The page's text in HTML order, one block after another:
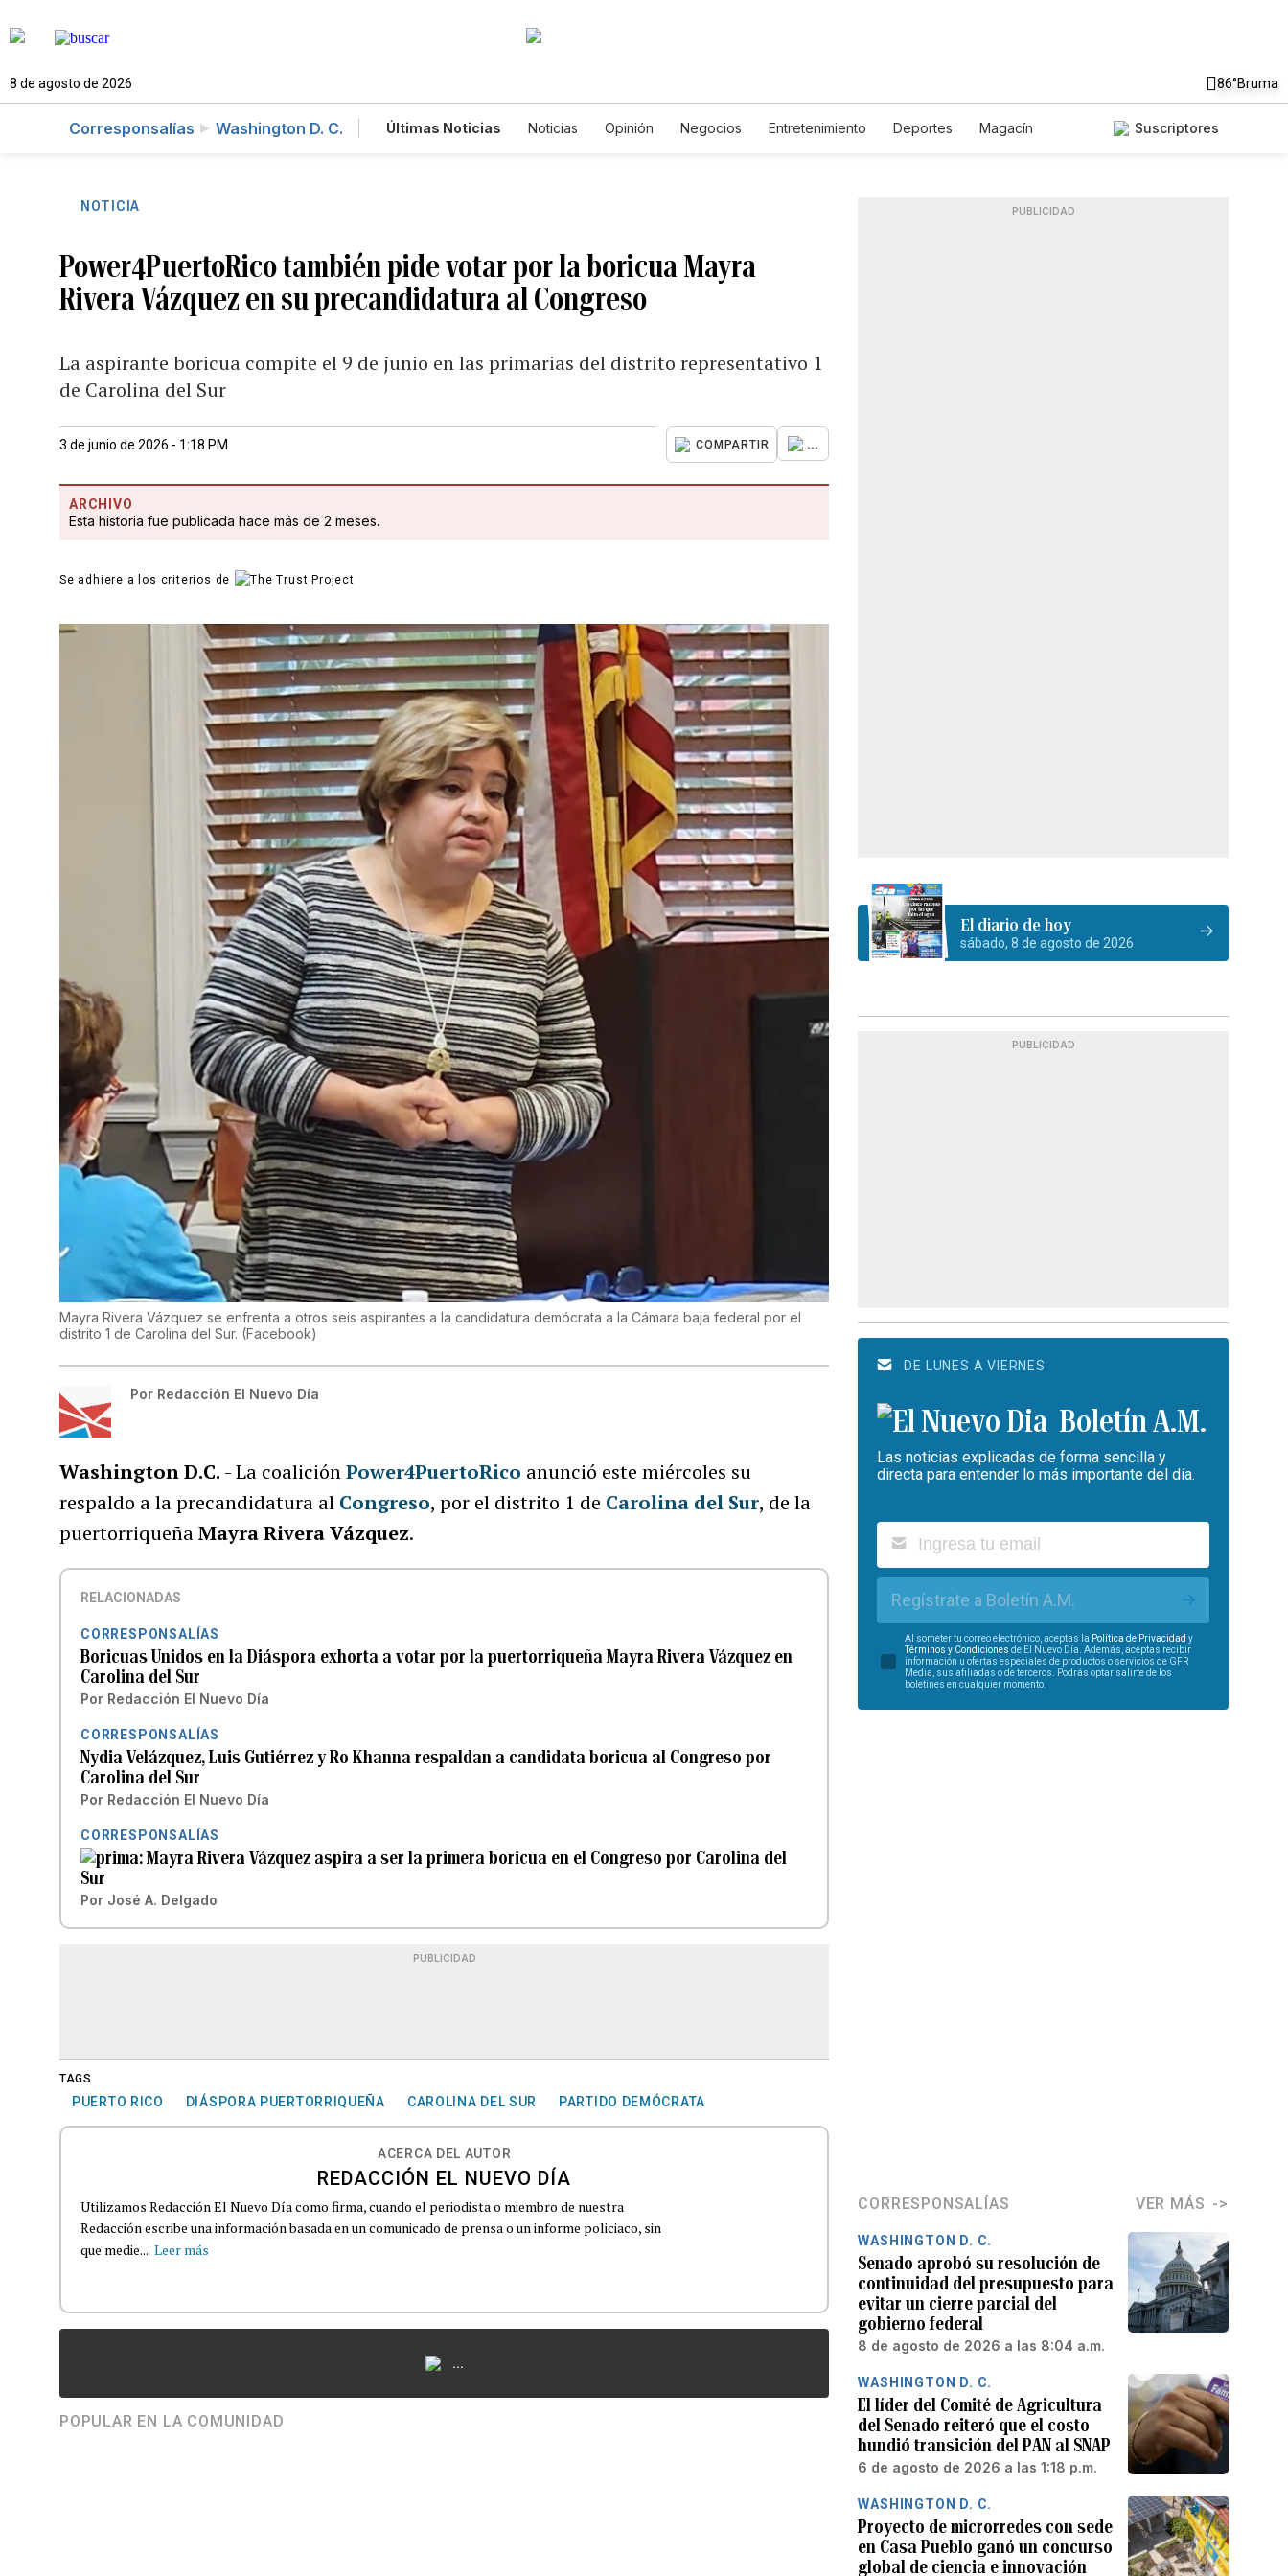
8 de agosto de 2026 86°Bruma
Corresponsalías Washington D. C. Últimas Noticias Noticias Opinión Negocios Entretenimiento Deportes
Magacín
Suscriptores
NOTICIA
Power4PuertoRico también pide votar por la boricua Mayra
Rivera Vázquez en su precandidatura al Congreso
La aspirante boricua compite el 9 de junio en las primarias del distrito representativo 1
de Carolina del Sur
3 de junio de 2026 - 1:18 PM COMPARTIR ...
ARCHIVO
Esta historia fue publicada hace más de 2 meses.
Se adhiere a los criterios de
Mayra Rivera Vázquez se enfrenta a otros seis aspirantes a la candidatura demócrata a la Cámara baja federal por el
distrito 1 de Carolina del Sur. (Facebook)
Por Redacción El Nuevo Día
Washington D.C. - La coaliciónPower4PuertoRico anunció este miércoles su
respaldo a la precandidatura al Congreso, por el distrito 1 de Carolina del Sur, de la
puertorriqueñaMayra Rivera Vázquez.
RELACIONADAS
CORRESPONSALÍAS
Boricuas Unidos en la Diáspora exhorta a votar por la puertorriqueña Mayra Rivera Vázquez en
Carolina del Sur
Por Redacción El Nuevo Día
CORRESPONSALÍAS
Nydia Velázquez, Luis Gutiérrez y Ro Khanna respaldan a candidata boricua al Congreso por
Carolina del Sur
Por Redacción El Nuevo Día
CORRESPONSALÍAS
Mayra Rivera Vázquez aspira a ser la primera boricua en el Congreso por Carolina del
Sur
Por José A. Delgado
PUBLICIDAD
TAGS
PUERTO RICO DIÁSPORA PUERTORRIQUEÑA CAROLINA DEL SUR PARTIDO DEMÓCRATA
ACERCA DEL AUTOR
REDACCIÓN EL NUEVO DÍA
Utilizamos Redacción El Nuevo Día como firma, cuando el periodista o miembro de nuestra
Redacción escribe una información basada en un comunicado de prensa o un informe policiaco, sin
que medie... Leer más
...
POPULAR EN LA COMUNIDAD
PUBLICIDAD
El diario de hoy
sábado, 8 de agosto de 2026
PUBLICIDAD
DE LUNES A VIERNES
Boletín A.M.
Las noticias explicadas de forma sencilla y
directa para entender lo más importante del día.
Regístrate a Boletín A.M.
Al someter tu correo electrónico, aceptas la Política de Privacidad y
Términos y Condiciones de El Nuevo Día. Además, aceptas recibir
información u ofertas especiales de productos o servicios de GFR
Media, sus afiliadas o de terceros. Podrás optar salirte de los
boletines en cualquier momento.
CORRESPONSALÍAS VER MÁS
WASHINGTON D. C.
Senado aprobó su resolución de
continuidad del presupuesto para
evitar un cierre parcial del
gobierno federal
8 de agosto de 2026 a las 8:04 a.m.
WASHINGTON D. C.
El líder del Comité de Agricultura
del Senado reiteró que el costo
hundió transición del PAN al SNAP
6 de agosto de 2026 a las 1:18 p.m.
WASHINGTON D. C.
Proyecto de microrredes con sede
en Casa Pueblo ganó un concurso
global de ciencia e innovación